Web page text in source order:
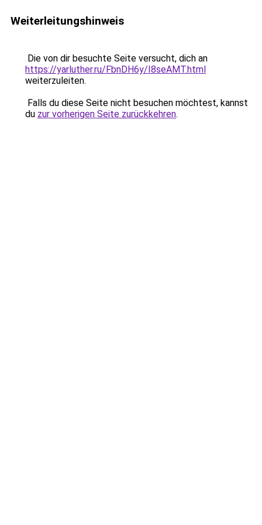
Weiterleitungshinweis
Die von dir besuchte Seite versucht, dich an
https://yarluther.ru/FbnDH6y/I8seAMT.html
weiterzuleiten.
Falls du diese Seite nicht besuchen möchtest, kannst
du zur vorherigen Seite zurückkehren.